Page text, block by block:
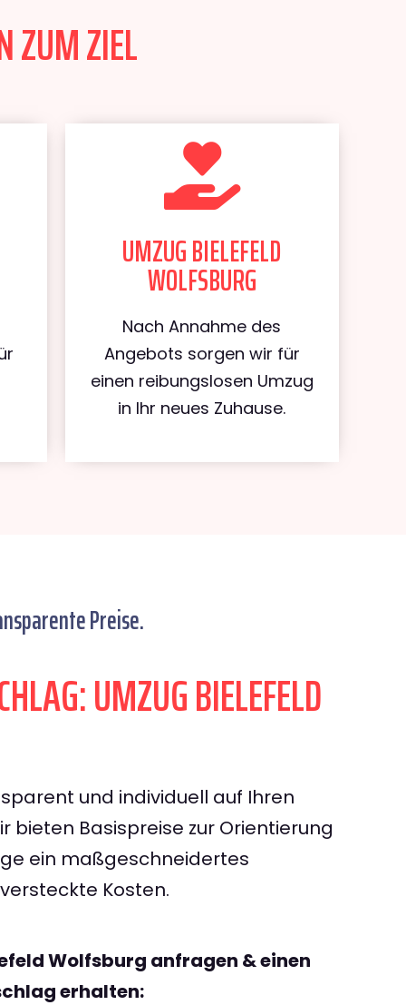
ZUM ZIEL
UMZUG BIELEFELD
WOLFSBURG
Nach Annahme des
Angebots sorgen wir für
einen reibungslosen Umzug
in Ihr neues Zuhause.
Preise.
UMZUG BIELEFELD
und individuell auf Ihren
bieten Basispreise zur Orientierung
ein maßgeschneidertes
Kosten.
Wolfsburg anfragen & einen
erhalten: